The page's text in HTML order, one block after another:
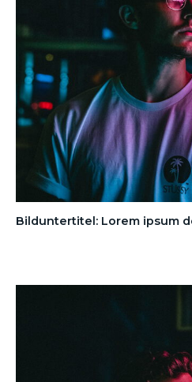
Bilduntertitel: Lorem ipsum